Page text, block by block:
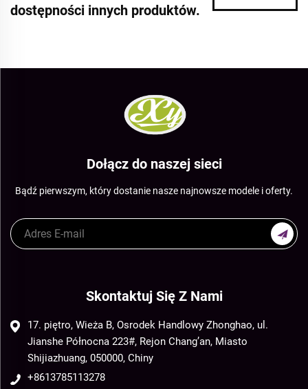
dostępności innych produktów.
Dołącz do naszej sieci
Bądź pierwszym, który dostanie nasze najnowsze modele i oferty.
Skontaktuj Się Z Nami
17. piętro, Wieża B, Osrodek Handlowy Zhonghao, ul.
Jianshe Północna 223#, Rejon Chang’an, Miasto
Shijiazhuang, 050000, Chiny
+8613785113278